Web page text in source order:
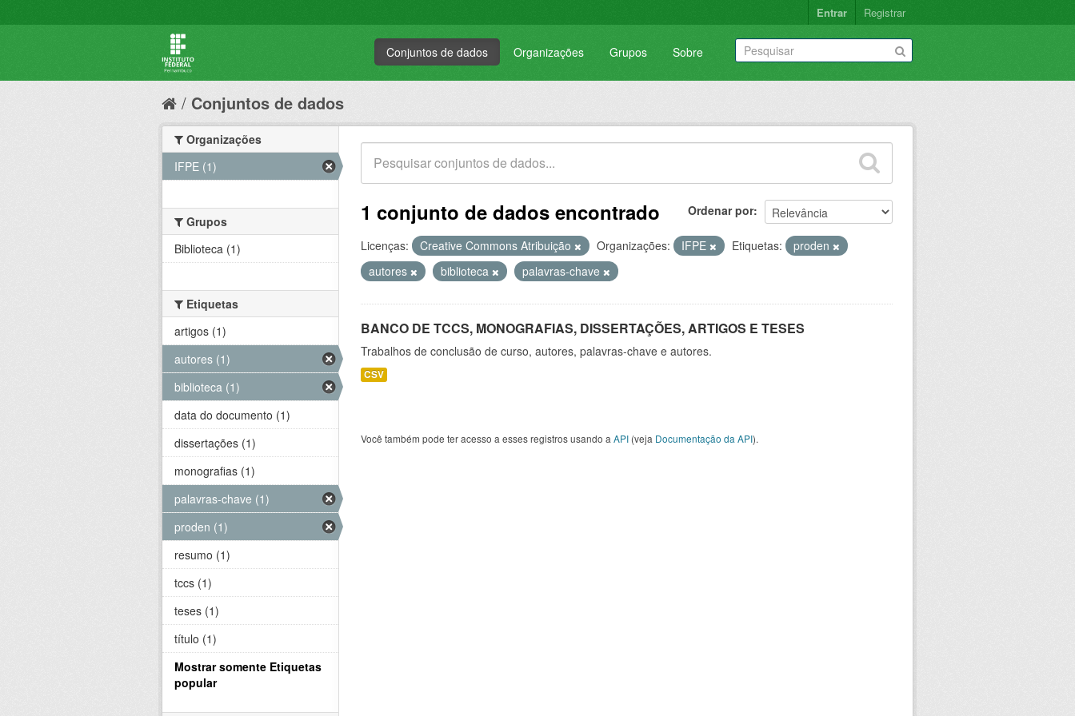
Entrar Registrar
Conjuntos de dados Organizações Grupos Sobre
Conjuntos de dados
Ordenar por
1 conjunto de dados encontrado
Licenças: Creative Commons Atribuição Organizações: IFPE Etiquetas:
proden
autores
biblioteca palavras-chave
BANCO DE TCCS, MONOGRAFIAS, DISSERTAÇÕES, ARTIGOS E TESES
Trabalhos de conclusão de curso, autores, palavras-chave e autores.
CSV
Você também pode ter acesso a esses registros usando a API (veja Documentação da API).
Organizações
IFPE (1)
Grupos
Biblioteca (1)
Etiquetas
artigos (1)
autores (1)
biblioteca (1)
data do documento (1)
dissertações (1)
monografias (1)
palavras-chave (1)
proden (1)
resumo (1)
tccs (1)
teses (1)
título (1)
Mostrar somente Etiquetas
popular